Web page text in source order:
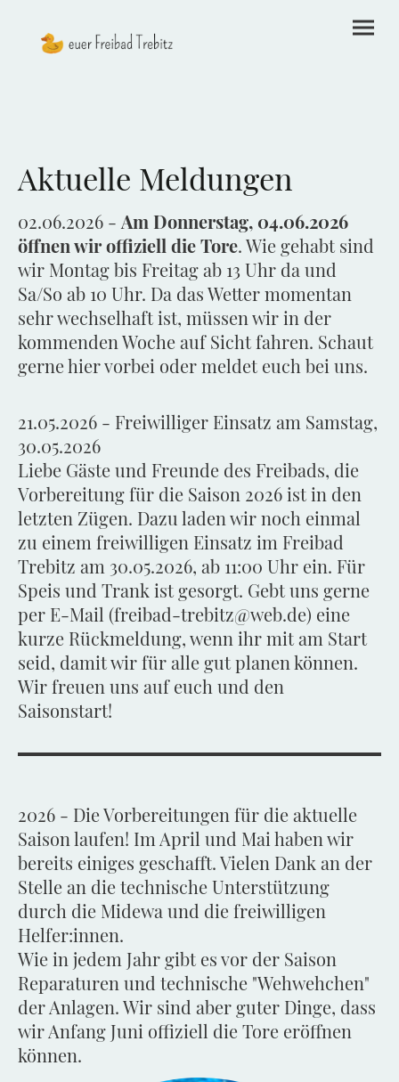
Aktuelle Meldungen
02.06.2026 - Am Donnerstag, 04.06.2026
öffnen wir offiziell die Tore. Wie gehabt sind
wir Montag bis Freitag ab 13 Uhr da und
Sa/So ab 10 Uhr. Da das Wetter momentan
sehr wechselhaft ist, müssen wir in der
kommenden Woche auf Sicht fahren. Schaut
gerne hier vorbei oder meldet euch bei uns.
21.05.2026 - Freiwilliger Einsatz am Samstag,
30.05.2026
Liebe Gäste und Freunde des Freibads, die
Vorbereitung für die Saison 2026 ist in den
letzten Zügen. Dazu laden wir noch einmal
zu einem freiwilligen Einsatz im Freibad
Trebitz am 30.05.2026, ab 11:00 Uhr ein. Für
Speis und Trank ist gesorgt. Gebt uns gerne
per E-Mail (freibad-trebitz@web.de) eine
kurze Rückmeldung, wenn ihr mit am Start
seid, damit wir für alle gut planen können.
Wir freuen uns auf euch und den
Saisonstart!
2026 - Die Vorbereitungen für die aktuelle
Saison laufen! Im April und Mai haben wir
bereits einiges geschafft. Vielen Dank an der
Stelle an die technische Unterstützung
durch die Midewa und die freiwilligen
Helfer:innen.
Wie in jedem Jahr gibt es vor der Saison
Reparaturen und technische "Wehwehchen"
der Anlagen. Wir sind aber guter Dinge, dass
wir Anfang Juni offiziell die Tore eröffnen
können.